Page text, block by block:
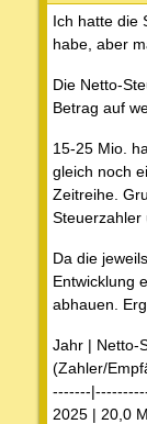
Ich hatte die
habe, aber
Die Netto-
Betrag auf
15-25 Mio.
gleich noch
Zeitreihe.
Steuerzahler
Da die
Entwicklung
abhauen.
Jahr | Netto-
(Zahler/
-------
2025 | 20,0